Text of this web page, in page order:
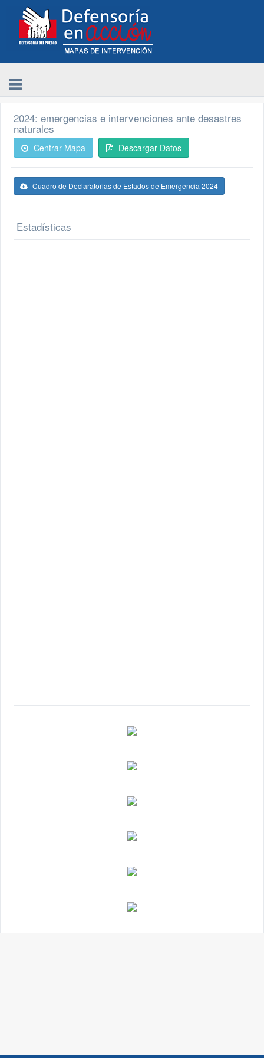
2024: emergencias e intervenciones ante desastres
naturales
Centrar Mapa Descargar Datos
Cuadro de Declaratorias de Estados de Emergencia 2024
Estadísticas